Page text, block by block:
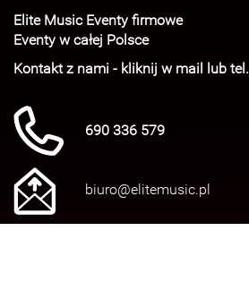
Elite Music Eventy firmowe
Eventy w całej Polsce
Kontakt z nami - kliknij w mail lub tel.
690 336 579
biuro@elitemusic.pl